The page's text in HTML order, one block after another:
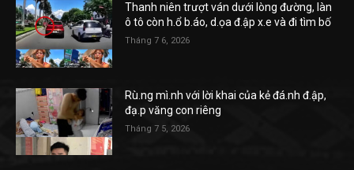
Thanh niên trượt ván dưới lòng đường, làn
ô tô còn h.ổ b.áo, d.ọa đ.ập x.e và đi tìm bố
Tháng 7 6, 2026
Rù.ng mì.nh với lời khai của kẻ đá.nh đ.ập,
đạ.p văng con riêng
Tháng 7 5, 2026